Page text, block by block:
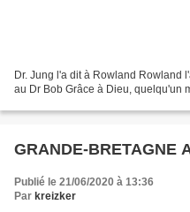
Dr. Jung l'a dit à Rowland Rowland
GRANDE-
Publié le 21/06/2020 à 13:36
Par kreizker